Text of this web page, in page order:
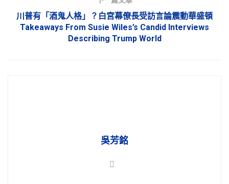
川普有「酒鬼人格」？白宮幕僚長受訪言論震動華盛頓
Takeaways From Susie Wiles’s Candid Interviews
Describing Trump World
吳芳銘